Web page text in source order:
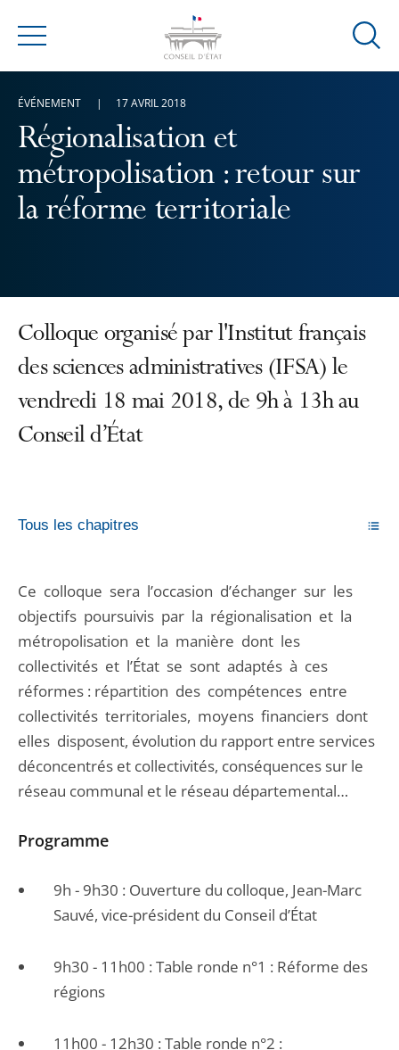
Menu
Ouvrir
Régionalisation et
métropolisation : retour sur
la réforme territoriale
ÉVÉNEMENT 17 AVRIL 2018
Colloque organisé par l'Institut français
des sciences administratives (IFSA) le
vendredi 18 mai 2018, de 9h à 13h au
Conseil d’État
Tous les chapitres
Ce colloque sera l’occasion d’échanger sur les
objectifs poursuivis par la régionalisation et la
métropolisation et la manière dont les
collectivités et l’État se sont adaptés à ces
réformes : répartition des compétences entre
collectivités territoriales, moyens financiers dont
elles disposent, évolution du rapport entre services
déconcentrés et collectivités, conséquences sur le
réseau communal et le réseau départemental…
Programme
9h - 9h30 : Ouverture du colloque, Jean-Marc
Sauvé, vice-président du Conseil d’État
9h30 - 11h00 : Table ronde n°1 : Réforme des
régions
11h00 - 12h30 : Table ronde n°2 :